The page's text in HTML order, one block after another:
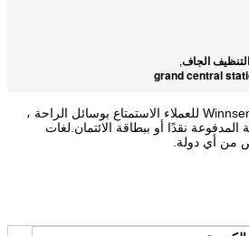
الجاف,
grand central
تتيح خزانة تأجير الأمتعة في Winnsen للعملاء الاستمتاع بوسائل الراحة ،
المدفوعة نقدًا أو ببطاقة الائتمان.لغات
من أي دولة.